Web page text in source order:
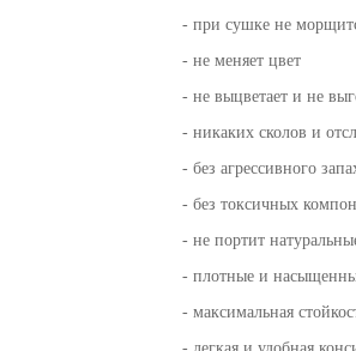
- при сушке не
- не меняет цвет
- не выцветает и не
- никаких сколов и
- без агрессивного
- без токсичных
- не портит
- плотные и
- максимальная